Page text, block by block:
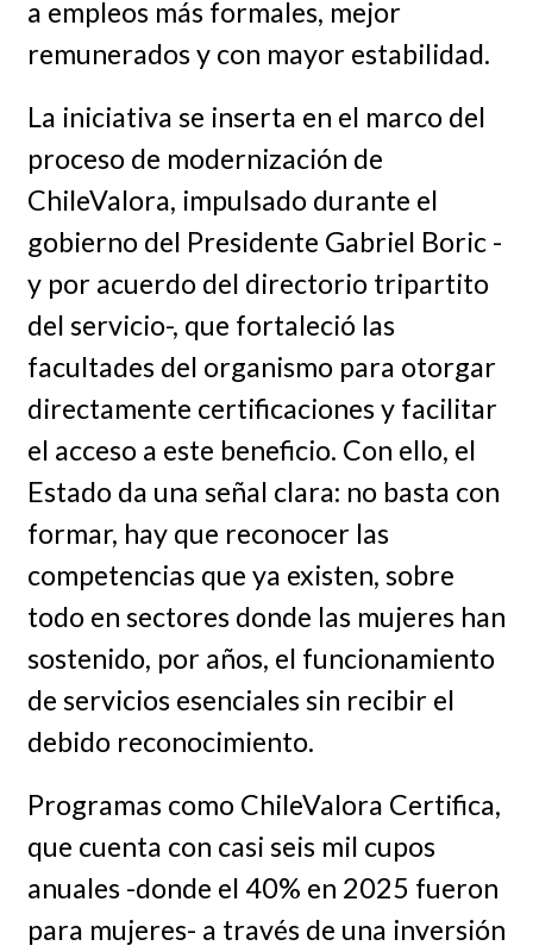
a empleos más formales, mejor
remunerados y con mayor estabilidad.
La iniciativa se inserta en el marco del
proceso de modernización de
ChileValora, impulsado durante el
gobierno del Presidente Gabriel Boric -
y por acuerdo del directorio tripartito
del servicio-, que fortaleció las
facultades del organismo para otorgar
directamente certificaciones y facilitar
el acceso a este beneficio. Con ello, el
Estado da una señal clara: no basta con
formar, hay que reconocer las
competencias que ya existen, sobre
todo en sectores donde las mujeres han
sostenido, por años, el funcionamiento
de servicios esenciales sin recibir el
debido reconocimiento.
Programas como ChileValora Certifica,
que cuenta con casi seis mil cupos
anuales -donde el 40% en 2025 fueron
para mujeres- a través de una inversión